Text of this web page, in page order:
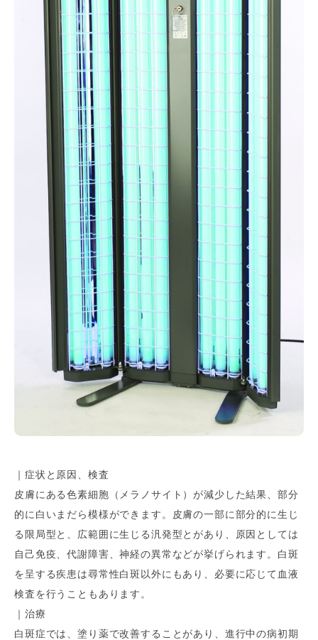
｜症状と原因、検査
皮膚にある色素細胞（メラノサイト）が減少した結果、部分
的に白いまだら模様ができます。皮膚の一部に部分的に生じ
る限局型と、広範囲に生じる汎発型とがあり、原因としては
自己免疫、代謝障害、神経の異常などが挙げられます。白斑
を呈する疾患は尋常性白斑以外にもあり、必要に応じて血液
検査を行うこともあります。
｜治療
白斑症では、塗り薬で改善することがあり、進行中の病初期